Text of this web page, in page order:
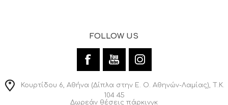
FOLLOW US
Κουρτίδου 6, Αθήνα (Δίπλα στην Ε. Ο. Αθηνών-Λαμίας), Τ.Κ.
104 45
Δωρεάν θέσεις πάρκινγκ